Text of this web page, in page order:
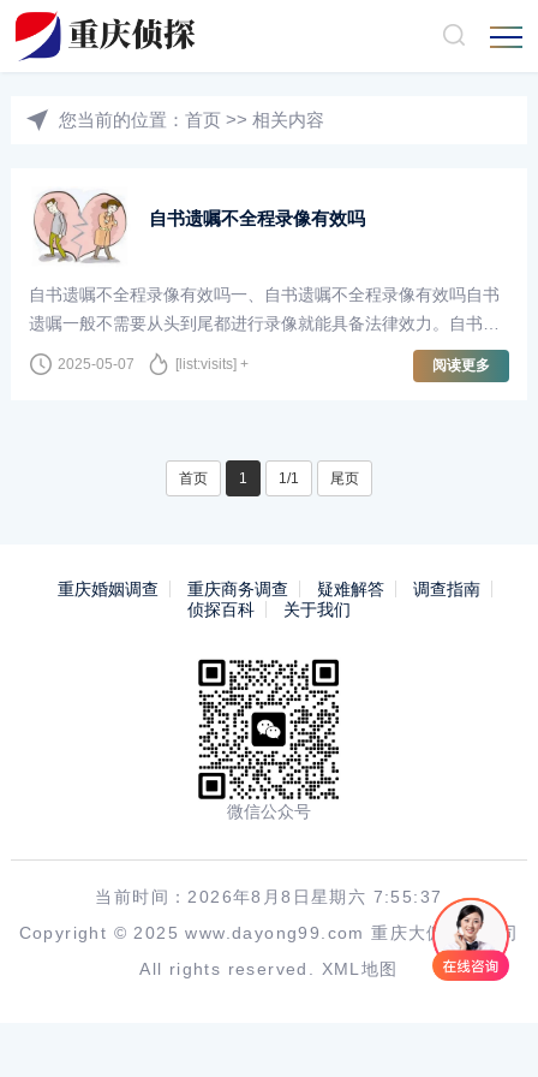
您当前的位置： 首页 >> 相关内容
自书遗嘱不全程录像有效吗
自书遗嘱不全程录像有效吗一、自书遗嘱不全程录像有效吗自书
遗嘱一般不需要从头到尾都进行录像就能具备法律效力。自书遗
嘱，就是由遗嘱人亲自用笔墨书写下来，然后签上自己的名字，
再注明具体的年、月、日的一种遗嘱···
2025-05-07 [list:visits] + 阅读更多
首页 1 1/1 尾页
重庆婚姻调查 重庆商务调查 疑难解答
调查指南
侦探百科
关于我们
微信公众号
当前时间：2026年8月8日星期六 7:55:37
Copyright © 2025 www.dayong99.com 重庆大佣调查公司
All rights reserved. XML地图